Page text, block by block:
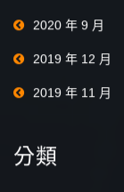
2020 年 9 月
2019 年 12 月
2019 年 11 月
分類